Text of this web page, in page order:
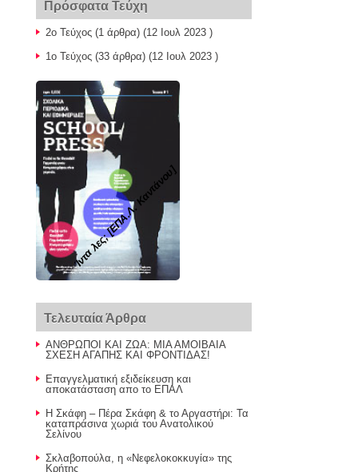
Πρόσφατα Τεύχη
2ο Τεύχος (1 άρθρα) (12 Ιουλ 2023 )
1ο Τεύχος (33 άρθρα) (12 Ιουλ 2023 )
Ίντα λες; [ΕΠΑ.Λ. Καντάνου]
Τελευταία Άρθρα
ΑΝΘΡΩΠΟΙ ΚΑΙ ΖΩΑ: ΜΙΑ ΑΜΟΙΒΑΙΑ
ΣΧΕΣΗ ΑΓΑΠΗΣ ΚΑΙ ΦΡΟΝΤΙΔΑΣ!
Επαγγελματική εξιδείκευση και
αποκατάσταση απο το ΕΠΑΛ
Η Σκάφη – Πέρα Σκάφη & το Αργαστήρι: Τα
καταπράσινα χωριά του Ανατολικού
Σελίνου
Σκλαβοπούλα, η «Νεφελοκοκκυγία» της
Κρήτης